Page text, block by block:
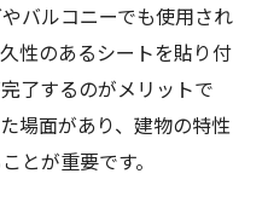
バルコニーでも使用され
性のあるシートを貼り付
了するのがメリットで
場面があり、建物の特性
とが重要です。